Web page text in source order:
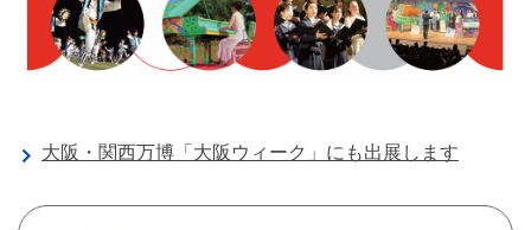
大阪・関西万博「大阪ウィーク」にも出展します